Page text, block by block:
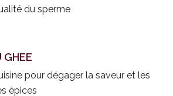
du sperme
GHEE
pour dégager la saveur et les
épices